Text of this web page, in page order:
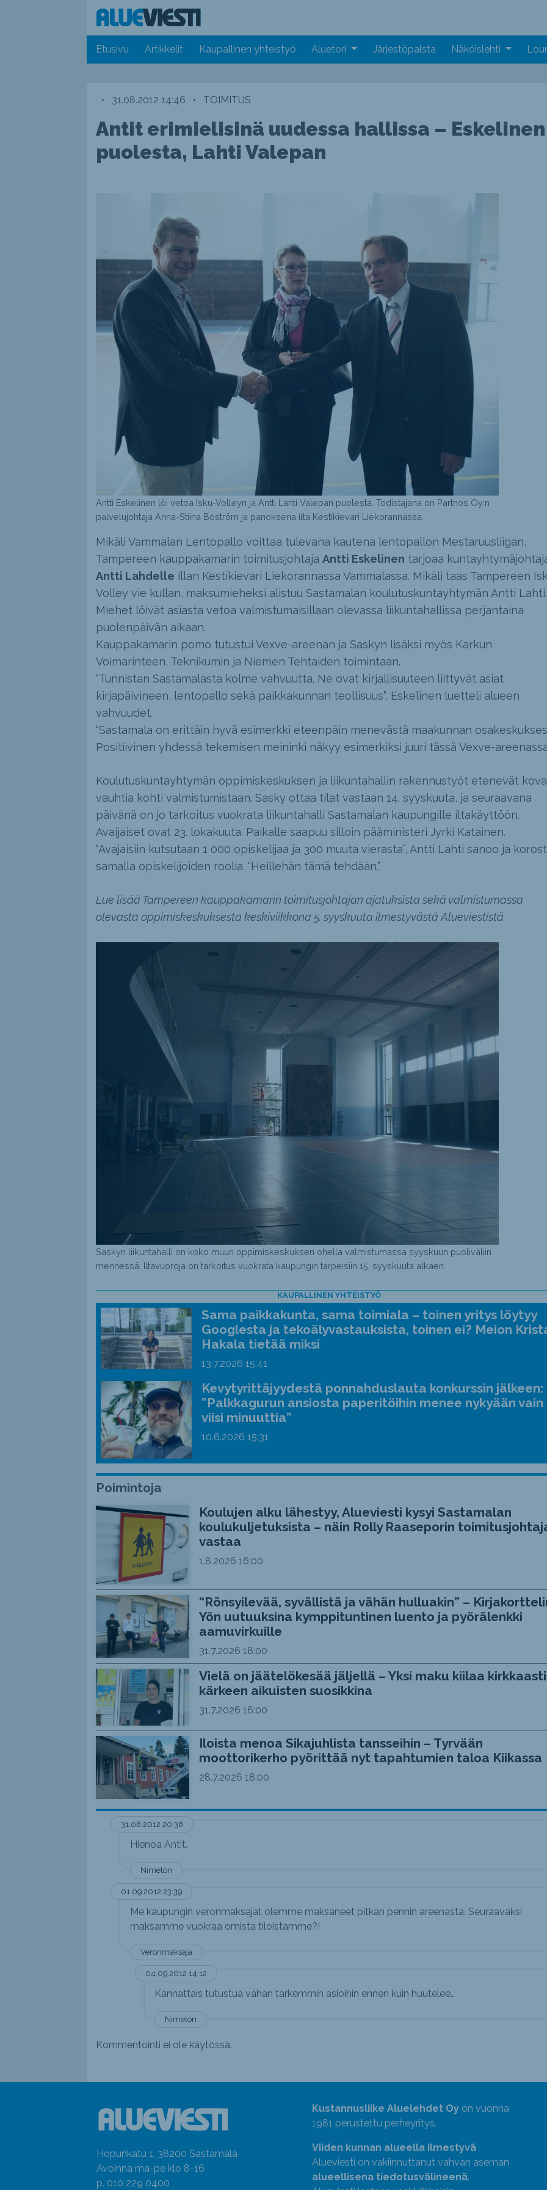
Etusivu Artikkelit Kaupallinen yhteistyö Aluetori Järjestöpalsta Näköislehti
• 31.08.2012 14:46 • TOIMITUS
Antit erimielisinä uudessa hallissa –
puolesta, Lahti Valepan
Antti Eskelinen löi vetoa Isku-Volleyn ja Antti Lahti Valepan puolesta. Todistajana on Partnos Oy:n
palvelujohtaja Anna-Stiina Boström ja panoksena ilta Kestikievari Liekorannassa.
Mikäli Vammalan Lentopallo voittaa tulevana kautena lentopallon Mestaruusliigan,
Tampereen kauppakamarin toimitusjohtaja Antti Eskelinen tarjoaa
Antti Lahdelle illan Kestikievari Liekorannassa Vammalassa. Mikäli taas Tampereen
Volley vie kullan, maksumieheksi alistuu Sastamalan koulutuskuntayhtymän Antti Lahti.
Miehet löivät asiasta vetoa valmistumaisillaan olevassa liikuntahallissa perjantaina
puolenpäivän aikaan.
Kauppakamarin pomo tutustui Vexve-areenan ja Saskyn lisäksi myös Karkun
Voimarinteen, Teknikumin ja Niemen Tehtaiden toimintaan.
“Tunnistan Sastamalasta kolme vahvuutta. Ne ovat kirjallisuuteen liittyvät asiat
kirjapäivineen, lentopallo sekä paikkakunnan teollisuus”, Eskelinen luetteli alueen
vahvuudet.
“Sastamala on erittäin hyvä esimerkki eteenpäin menevästä maakunnan
Positiivinen yhdessä tekemisen meininki näkyy esimerkiksi juuri tässä Vexve-
Koulutuskuntayhtymän oppimiskeskuksen ja liikuntahallin rakennustyöt etenevät
vauhtia kohti valmistumistaan. Sasky ottaa tilat vastaan 14. syyskuuta, ja seuraavana
päivänä on jo tarkoitus vuokrata liikuntahalli Sastamalan kaupungille iltakäyttöön.
Avaijaiset ovat 23. lokakuuta. Paikalle saapuu silloin pääministeri Jyrki Katainen.
“Avajaisiin kutsutaan 1 000 opiskelijaa ja 300 muuta vierasta”, Antti Lahti sanoo ja
samalla opiskelijoiden roolia. “Heillehän tämä tehdään.”
Lue lisää Tampereen kauppakamarin toimitusjohtajan ajatuksista sekä valmistumassa
olevasta oppimiskeskuksesta keskiviikkona 5. syyskuuta ilmestyvästä Alueviestistä.
Saskyn liikuntahalli on koko muun oppimiskeskuksen ohella valmistumassa syyskuun puoliväliin
mennessä. Iltavuoroja on tarkoitus vuokrata kaupungin tarpeisiin 15. syyskuuta alkaen.
KAUPALLINEN YHTEISTYÖ
Sama paikkakunta, sama toimiala – toinen yritys löytyy
Googlesta ja tekoälyvastauksista, toinen ei? Meion
Hakala tietää miksi
13.7.2026 15:41
Kevytyrittäjyydestä ponnahduslauta konkurssin jälkeen:
”Palkkagurun ansiosta paperitöihin menee nykyään vain
viisi minuuttia”
10.6.2026 15:31
Poimintoja
Koulujen alku lähestyy, Alueviesti kysyi Sastamalan
koulukuljetuksista – näin Rolly Raaseporin
vastaa
1.8.2026 16:00
“Rönsyilevää, syvällistä ja vähän hulluakin” –
Yön uutuuksina kymppituntinen luento ja pyörälenkki
aamuvirkuille
31.7.2026 18:00
Vielä on jäätelökesää jäljellä – Yksi maku kiilaa kirkkaasti
kärkeen aikuisten suosikkina
31.7.2026 16:00
Iloista menoa Sikajuhlista tansseihin – Tyrvään
moottorikerho pyörittää nyt tapahtumien taloa Kiikassa
28.7.2026 18:00
31.08.2012 20:38
Nimetön
Hienoa Antit.
01.09.2012 23:39
Veronmaksaja
Me kaupungin veronmaksajat olemme maksaneet pitkän pennin areenasta. Seuraavaksi
maksamme vuokraa omista tiloistamme?!
04.09.2012 14:12
Nimetön
Kannattais tutustua vähän tarkemmin asioihin ennen kuin huutelee…
Kommentointi ei ole käytössä.
Hopunkatu 1, 38200 Sastamala
Avoinna ma-pe klo 8-16
p. 010 229 0400
Kustannusliike Aluelehdet Oyon vuonna
1981 perustettu perheyritys.
Viiden kunnan alueella ilmestyvä
Alueviesti on vakiinnuttanut vahvan aseman
alueellisena tiedotusvälineenä.